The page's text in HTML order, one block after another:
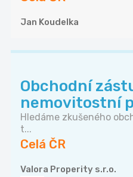
Jan Koudelka
Obchodní
nemovitostní
Hledáme zkušeného
t...
Celá ČR
Valora Properity s.r.o.